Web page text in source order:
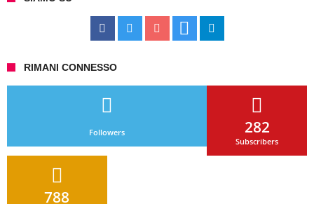
RIMANI CONNESSO
Followers 282
Subscribers
788